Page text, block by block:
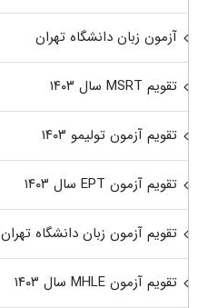
آزمون زبان دانشگاه تهران
تقویم MSRT سال ۱۴۰۳
تقویم آزمون تولیمو ۱۴۰۳
تقویم آزمون EPT سال ۱۴۰۳
تقویم آزمون زبان دانشگاه تهران ۱۴۰۳
تقویم آزمون MHLE سال ۱۴۰۳